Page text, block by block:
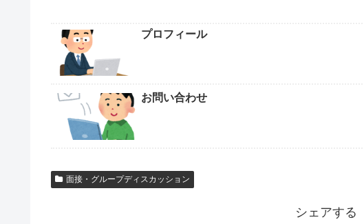
プロフィール
お問い合わせ
面接・グループディスカッション
シェアする